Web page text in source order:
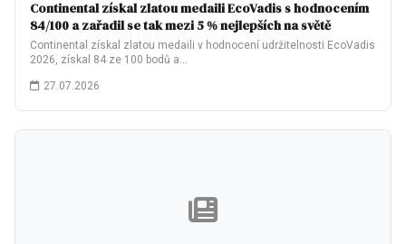
Continental získal zlatou medaili EcoVadis s hodnocením
84/100 a zařadil se tak mezi 5 % nejlepších na světě
Continental získal zlatou medaili v hodnocení udržitelnosti EcoVadis
2026, získal 84 ze 100 bodů a…
27.07.2026